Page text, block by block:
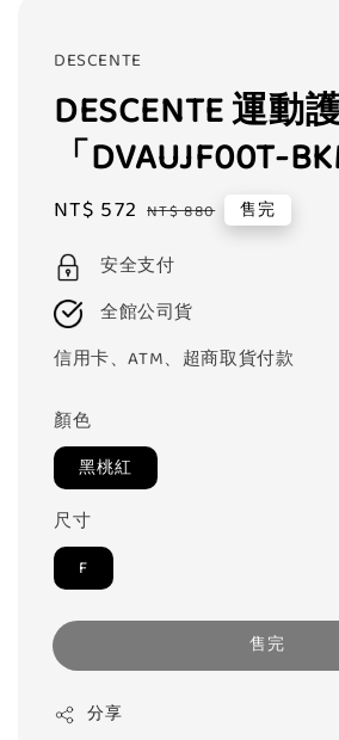
DESCENTE
DESCENTE 運動
「DVAUJF00T-
Sale
NT$ 572 Regular
NT$ 880 售完
安全支付
全館公司貨
信用卡、ATM、超商取貨付款
顏色
黑桃紅
尺寸
F
售完
分享